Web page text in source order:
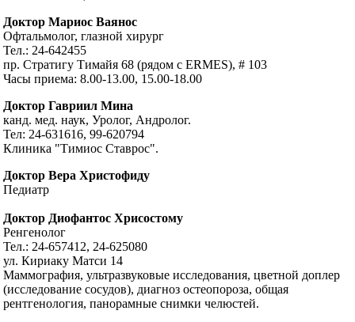
Доктор Мариос Ваянос
Офтальмолог, глазной хирург
Тел.: 24-642455
пр. Стратигу Тимайя 68 (рядом с ERMES), # 103
Часы приема: 8.00-13.00, 15.00-18.00
Доктор Гавриил Мина
канд. мед. наук, Уролог, Андролог.
Тел: 24-631616, 99-620794
Клиника "Тимиос Ставрос".
Доктор Вера Христофиду
Педиатр
Доктор Диофантос Хрисостому
Ренгенолог
Тел.: 24-657412, 24-625080
ул. Кириаку Матси 14
Маммография, ультразвуковые исследования, цветной доплер
(исследование сосудов), диагноз остеопороза, общая
рентгенология, панорамные снимки челюстей.